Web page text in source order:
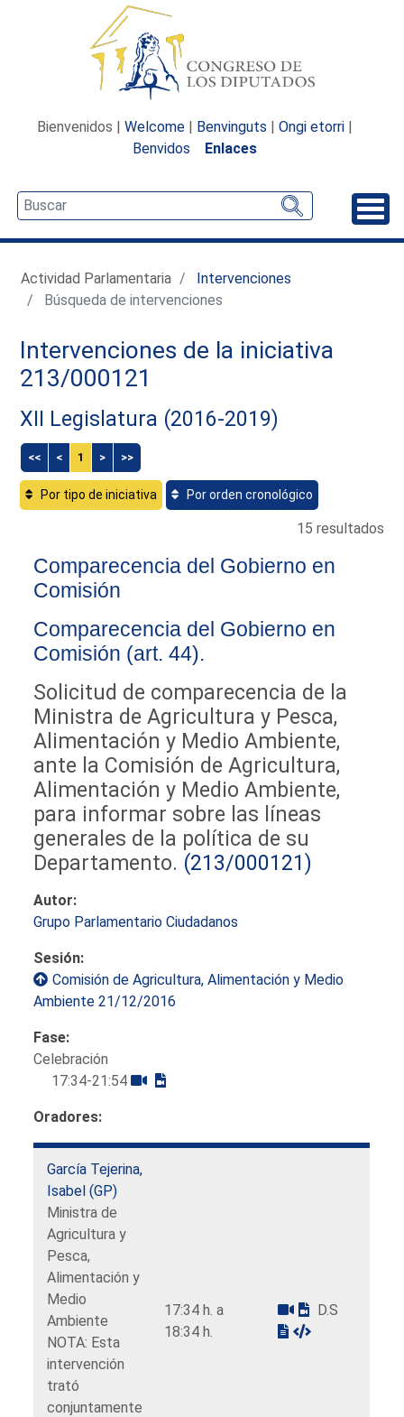
Bienvenidos | Welcome | Benvinguts | Ongi etorri |
Benvidos
Enlaces
Actividad Parlamentaria
Intervenciones
Búsqueda de intervenciones
Intervenciones de la iniciativa
213/000121
XII Legislatura (2016-2019)
<< < 1 > >>
Por tipo de iniciativa Por orden cronológico
15 resultados
Comparecencia del Gobierno en
Comisión
Comparecencia del Gobierno en
Comisión (art. 44).
Solicitud de comparecencia de la
Ministra de Agricultura y Pesca,
Alimentación y Medio Ambiente,
ante la Comisión de Agricultura,
Alimentación y Medio Ambiente,
para informar sobre las líneas
generales de la política de su
Departamento. (213/000121)
Autor:
Grupo Parlamentario Ciudadanos
Sesión:
Comisión de Agricultura, Alimentación y Medio
Ambiente 21/12/2016
Fase:
Celebración
17:34-21:54
Oradores:
García Tejerina,
Isabel (GP)
Ministra de
Agricultura y
Pesca,
Alimentación y
Medio
Ambiente
NOTA: Esta
intervención
trató
conjuntamente
17:34 h. a
18:34 h.
D.S